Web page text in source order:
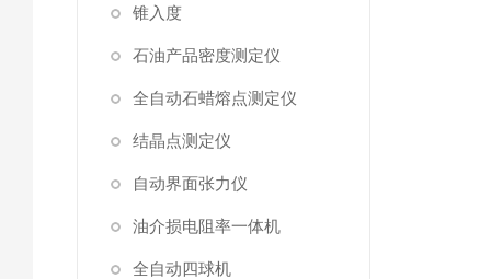
锥入度
石油产品密度测定仪
全自动石蜡熔点测定仪
结晶点测定仪
自动界面张力仪
油介损电阻率一体机
全自动四球机